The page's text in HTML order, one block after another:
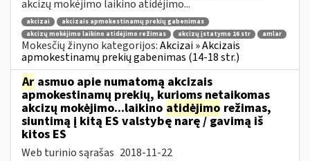
akcizų mokėjimo laikino atidėjimo...
akcizai
akcizais apmokestinamų prekių gabenimas
akcizų mokėjimo laikino atidėjimo režimas
akcizų įstatymo 16 str amlar
Mokesčių žinyno kategorijos:Akcizai » Akcizais
apmokestinamų prekių gabenimas (14-18 str.)
Ar asmuo apie numatomą akcizais
apmokestinamų prekių, kurioms netaikomas
akcizų mokėjimo...laikino atidėjimo režimas,
siuntimą į kitą ES valstybę narę / gavimą iš
kitos ES
Web turinio sąrašas 2018-11-22